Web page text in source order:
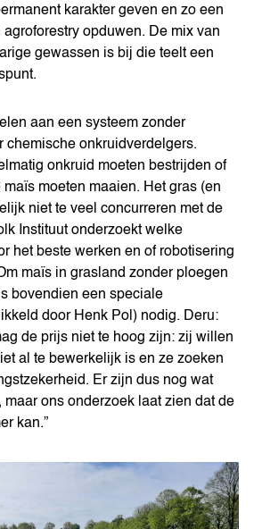
karakter geven en zo een
agroforestry opduwen. De mix van
gewassen is bij die teelt een
aan een systeem zonder
chemische onkruidverdelgers.
onkruid moeten bestrijden of
maïs moeten maaien. Het gras (en
niet te veel concurreren met de
Instituut onderzoekt welke
het beste werken en of robotisering
maïs in grasland zonder ploegen
bovendien een speciale
door Henk Pol) nodig. Deru:
de prijs niet te hoog zijn: zij willen
al te bewerkelijk is en ze zoeken
Er zijn dus nog wat
maar ons onderzoek laat zien dat de
kan.”